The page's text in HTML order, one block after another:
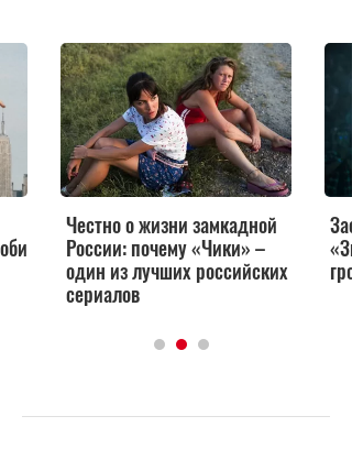
Честно о жизни замкадной
России: почему «Чики» –
один из лучших российских
сериалов